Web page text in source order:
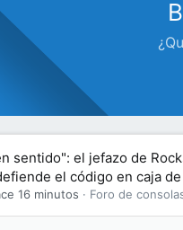
sentido": el jefazo de
el código en caja de
16 minutos Foro de